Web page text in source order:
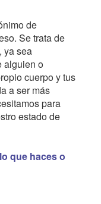
de
Se trata de
ya sea
alguien o
cuerpo y tus
a ser más
para
estado de
que haces o